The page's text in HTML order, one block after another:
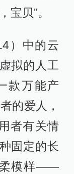
宝贝”。
）中的云
拟的人工
款万能产
的爱人，
者有关情
固定的长
柔模样——